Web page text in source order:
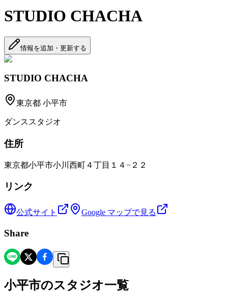
STUDIO CHACHA
情報を追加・更新する
STUDIO CHACHA
東京都 小平市
ダンススタジオ
住所
東京都小平市小川西町４丁目１４−２２
リンク
公式サイト Google マップで見る
Share
小平市のスタジオ一覧